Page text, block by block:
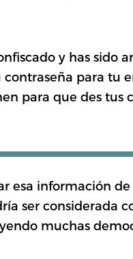
y has sido
para tu
para que des tus
esa información
ser considerada
muchas